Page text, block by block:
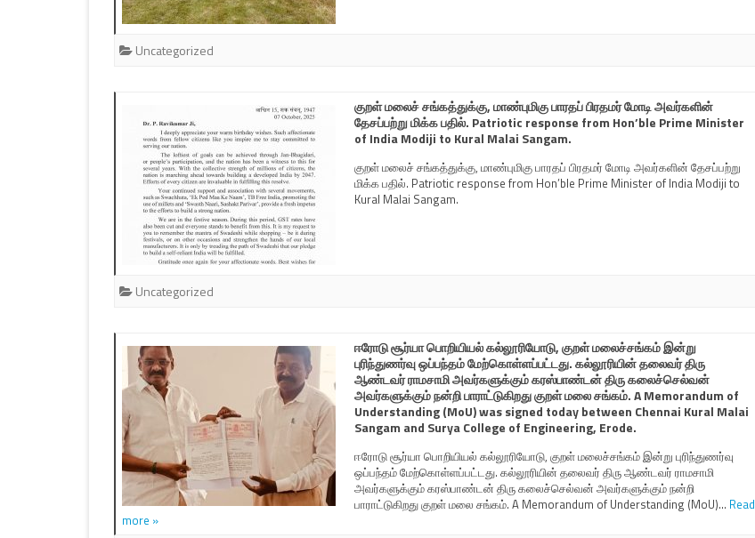
Uncategorized
குறள் மலைச் சங்கத்துக்கு, மாண்புமிகு பாரதப் பிரதமர் மோடி அவர்களின்
தேசப்பற்று மிக்க பதில். Patriotic response from Hon’ble Prime Minister
of India Modiji to Kural Malai Sangam.
குறள் மலைச் சங்கத்துக்கு, மாண்புமிகு பாரதப் பிரதமர் மோடி அவர்களின் தேசப்பற்று
மிக்க பதில். Patriotic response from Hon’ble Prime Minister of India Modiji to
Kural Malai Sangam.
Uncategorized
ஈரோடு சூர்யா பொறியியல் கல்லூரியோடு, குறள் மலைச்சங்கம் இன்று
புரிந்துணர்வு ஒப்பந்தம் மேற்கொள்ளப்பட்டது. கல்லூரியின் தலைவர் திரு
ஆண்டவர் ராமசாமி அவர்களுக்கும் கரஸ்பாண்டன் திரு கலைச்செல்வன்
அவர்களுக்கும் நன்றி பாராட்டுகிறது குறள் மலை சங்கம். A Memorandum of
Understanding (MoU) was signed today between Chennai Kural Malai
Sangam and Surya College of Engineering, Erode.
ஈரோடு சூர்யா பொறியியல் கல்லூரியோடு, குறள் மலைச்சங்கம் இன்று புரிந்துணர்வு
ஒப்பந்தம் மேற்கொள்ளப்பட்டது. கல்லூரியின் தலைவர் திரு ஆண்டவர் ராமசாமி
அவர்களுக்கும் கரஸ்பாண்டன் திரு கலைச்செல்வன் அவர்களுக்கும் நன்றி
பாராட்டுகிறது குறள் மலை சங்கம். A Memorandum of Understanding (MoU)… Read
more »